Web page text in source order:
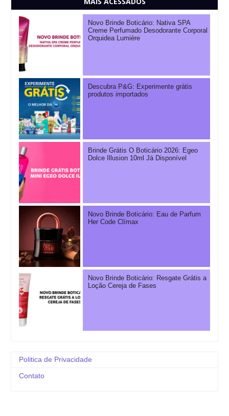
Novo Brinde Boticário: Nativa SPA
Creme Perfumado Desodorante Corporal
Orquidea Lumière
Descubra P&G: Experimente grátis
produtos importados
Brinde Grátis O Boticário 2026: Egeo
Dolce Illusion 10ml Já Disponível
Novo Brinde Boticário: Eau de Parfum
Her Code Clímax
Novo Brinde Boticário: Resgate Grátis a
Loção Cereja de Fases
Politica de Privacidade
Contato